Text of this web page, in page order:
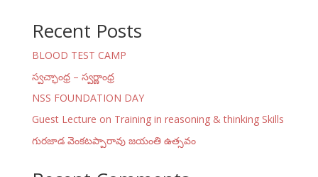
Recent Posts
BLOOD TEST CAMP
స్వచ్ఛాంధ్ర – స్వర్ణాంధ్ర
NSS FOUNDATION DAY
Guest Lecture on Training in reasoning & thinking Skills
గురజాడ వెంకటప్పారావు జయంతి ఉత్సవం